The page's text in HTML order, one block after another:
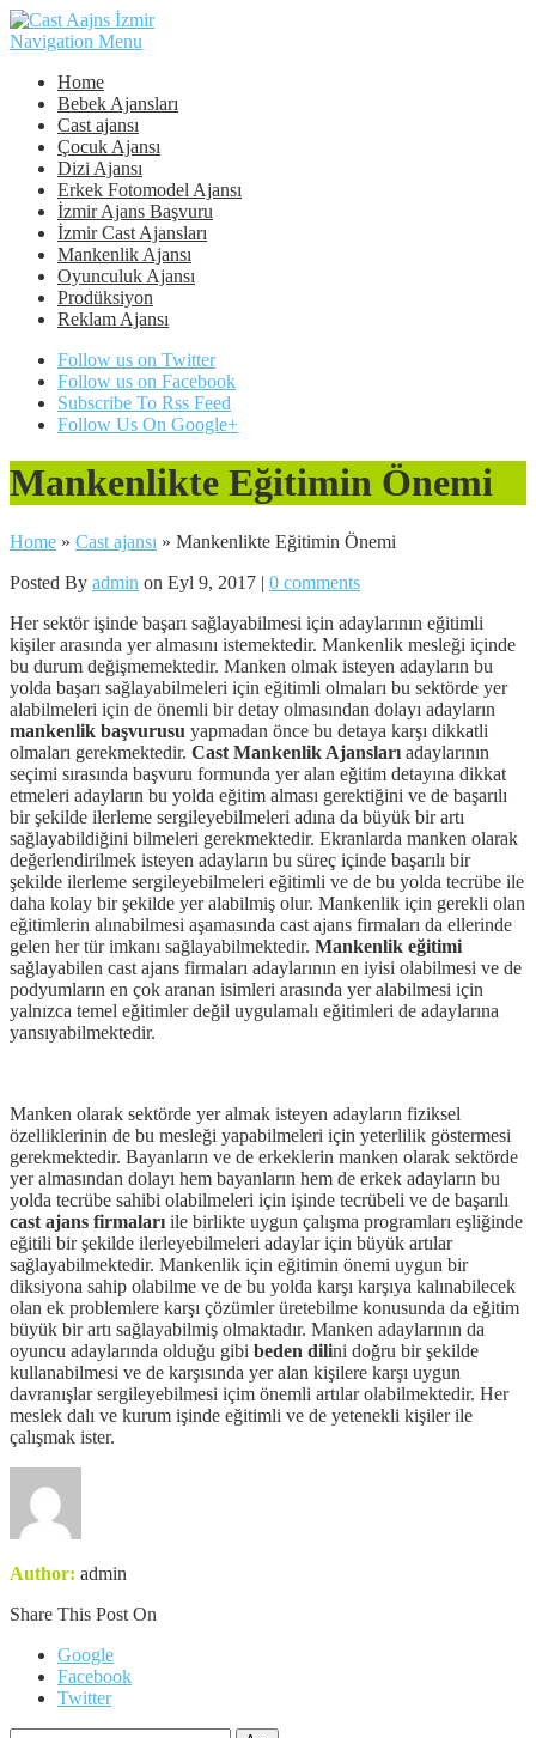
Navigation Menu
Home
Bebek Ajansları
Cast ajansı
Çocuk Ajansı
Dizi Ajansı
Erkek Fotomodel Ajansı
İzmir Ajans Başvuru
İzmir Cast Ajansları
Mankenlik Ajansı
Oyunculuk Ajansı
Prodüksiyon
Reklam Ajansı
Follow us on Twitter
Follow us on Facebook
Subscribe To Rss Feed
Follow Us On Google+
Mankenlikte Eğitimin Önemi
Home » Cast ajansı » Mankenlikte Eğitimin Önemi
Posted By admin on Eyl 9, 2017 | 0 comments
Her sektör işinde başarı sağlayabilmesi için adaylarının eğitimli
kişiler arasında yer almasını istemektedir. Mankenlik mesleği içinde
bu durum değişmemektedir. Manken olmak isteyen adayların bu
yolda başarı sağlayabilmeleri için eğitimli olmaları bu sektörde yer
alabilmeleri için de önemli bir detay olmasından dolayı adayların
mankenlik başvurusu yapmadan önce bu detaya karşı dikkatli
olmaları gerekmektedir. Cast Mankenlik Ajansları adaylarının
seçimi sırasında başvuru formunda yer alan eğitim detayına dikkat
etmeleri adayların bu yolda eğitim alması gerektiğini ve de başarılı
bir şekilde ilerleme sergileyebilmeleri adına da büyük bir artı
sağlayabildiğini bilmeleri gerekmektedir. Ekranlarda manken olarak
değerlendirilmek isteyen adayların bu süreç içinde başarılı bir
şekilde ilerleme sergileyebilmeleri eğitimli ve de bu yolda tecrübe ile
daha kolay bir şekilde yer alabilmiş olur. Mankenlik için gerekli olan
eğitimlerin alınabilmesi aşamasında cast ajans firmaları da ellerinde
gelen her tür imkanı sağlayabilmektedir. Mankenlik eğitimi
sağlayabilen cast ajans firmaları adaylarının en iyisi olabilmesi ve de
podyumların en çok aranan isimleri arasında yer alabilmesi için
yalnızca temel eğitimler değil uygulamalı eğitimleri de adaylarına
yansıyabilmektedir.
Manken olarak sektörde yer almak isteyen adayların fiziksel
özelliklerinin de bu mesleği yapabilmeleri için yeterlilik göstermesi
gerekmektedir. Bayanların ve de erkeklerin manken olarak sektörde
yer almasından dolayı hem bayanların hem de erkek adayların bu
yolda tecrübe sahibi olabilmeleri için işinde tecrübeli ve de başarılı
cast ajans firmaları ile birlikte uygun çalışma programları eşliğinde
eğitili bir şekilde ilerleyebilmeleri adaylar için büyük artılar
sağlayabilmektedir. Mankenlik için eğitimin önemi uygun bir
diksiyona sahip olabilme ve de bu yolda karşı karşıya kalınabilecek
olan ek problemlere karşı çözümler üretebilme konusunda da eğitim
büyük bir artı sağlayabilmiş olmaktadır. Manken adaylarının da
oyuncu adaylarında olduğu gibi beden dilini doğru bir şekilde
kullanabilmesi ve de karşısında yer alan kişilere karşı uygun
davranışlar sergileyebilmesi içim önemli artılar olabilmektedir. Her
meslek dalı ve kurum işinde eğitimli ve de yetenekli kişiler ile
çalışmak ister.
Author: admin
Share This Post On
Google
Facebook
Twitter